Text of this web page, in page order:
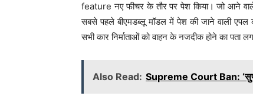
feature नए फीचर के तौर पर पेश किया। जो आने
सबसे पहले बीएमडब्लू मॉडल में पेश की जाने वाली
सभी कार निर्माताओं को वाहन के नजदीक होने का पता
Also Read: Supreme Court Ban: